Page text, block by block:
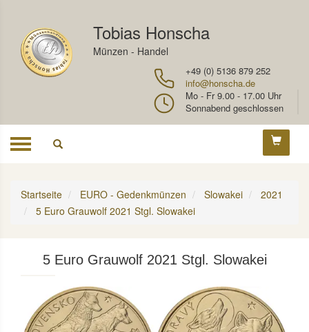
Tobias Honscha
Münzen - Handel
+49 (0) 5136 879 252
info@honscha.de
Mo - Fr 9.00 - 17.00 Uhr
Sonnabend geschlossen
Toggle
Startseite EURO - Gedenkmünzen Slowakei
2021
5 Euro Grauwolf 2021 Stgl. Slowakei
5 Euro Grauwolf 2021 Stgl. Slowakei